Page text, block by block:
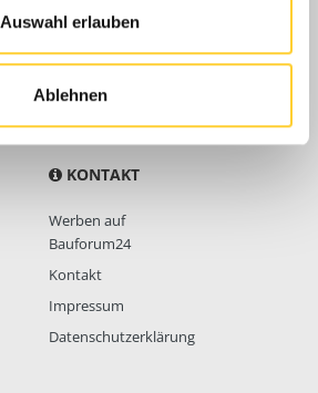
Auswahl erlauben
Ablehnen
Anleitungen
FAQ
Community Regeln
KONTAKT
Werben auf
Bauforum24
Kontakt
Impressum
Datenschutzerklärung